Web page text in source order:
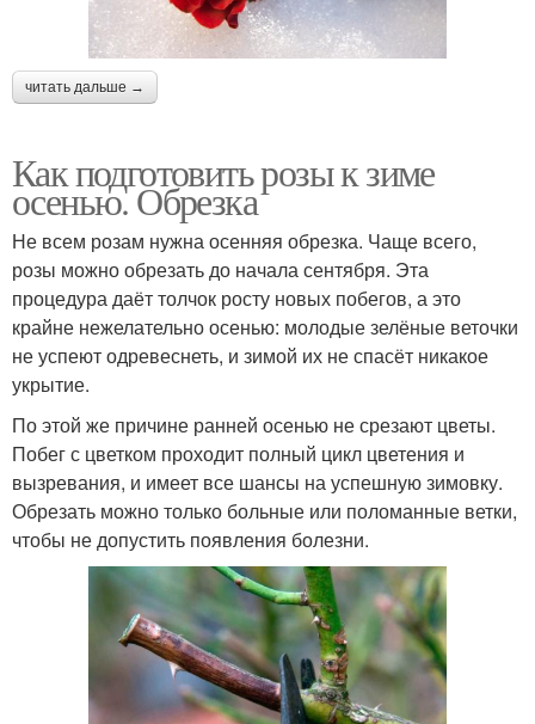
читать дальше →
Как подготовить розы к зиме
осенью. Обрезка
Не всем розам нужна осенняя обрезка. Чаще всего,
розы можно обрезать до начала сентября. Эта
процедура даёт толчок росту новых побегов, а это
крайне нежелательно осенью: молодые зелёные веточки
не успеют одревеснеть, и зимой их не спасёт никакое
укрытие.
По этой же причине ранней осенью не срезают цветы.
Побег с цветком проходит полный цикл цветения и
вызревания, и имеет все шансы на успешную зимовку.
Обрезать можно только больные или поломанные ветки,
чтобы не допустить появления болезни.